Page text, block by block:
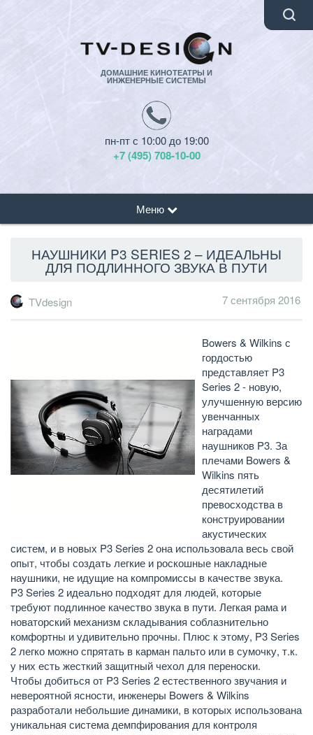
ДОМАШНИЕ КИНОТЕАТРЫ И
ИНЖЕНЕРНЫЕ СИСТЕМЫ
пн-пт с 10:00 до 19:00
+7 (495) 708-10-00
Меню
НАУШНИКИ P3 SERIES 2 – ИДЕАЛЬНЫ
ДЛЯ ПОДЛИННОГО ЗВУКА В ПУТИ
TVdesign 7 сентября 2016
Bowers & Wilkins с
гордостью
представляет P3
Series 2 - новую,
улучшенную версию
увенчанных
наградами
наушников P3. За
плечами Bowers &
Wilkins пять
десятилетий
превосходства в
конструировании
акустических
систем, и в новых P3 Series 2 она использовала весь свой
опыт, чтобы создать легкие и роскошные накладные
наушники, не идущие на компромиссы в качестве звука.
P3 Series 2 идеально подходят для людей, которые
требуют подлинное качество звука в пути. Легкая рама и
новаторский механизм складывания соблазнительно
комфортны и удивительно прочны. Плюс к этому, P3 Series
2 легко можно спрятать в карман пальто или в сумочку, т.к.
у них есть жесткий защитный чехол для переноски.
Чтобы добиться от P3 Series 2 естественного звучания и
невероятной ясности, инженеры Bowers & Wilkins
разработали небольшие динамики, в которых использована
уникальная система демпфирования для контроля